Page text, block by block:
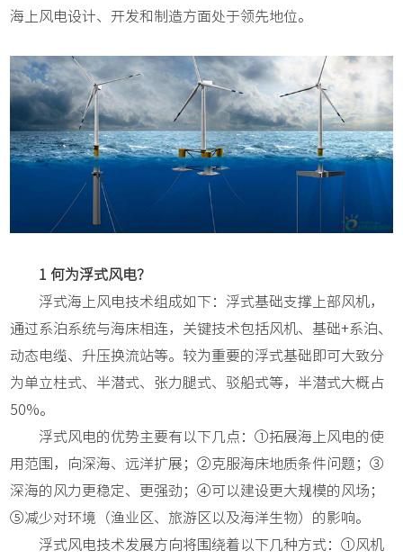
海上风电设计、开发和制造方面处于领先地位。
1 何为浮式风电？
浮式海上风电技术组成如下：浮式基础支撑上部风机，
通过系泊系统与海床相连，关键技术包括风机、基础+系泊、
动态电缆、升压换流站等。较为重要的浮式基础即可大致分
为单立柱式、半潜式、张力腿式、驳船式等，半潜式大概占
50%。
浮式风电的优势主要有以下几点：①拓展海上风电的使
用范围，向深海、远洋扩展；②克服海床地质条件问题；③
深海的风力更稳定、更强劲；④可以建设更大规模的风场；
⑤减少对环境（渔业区、旅游区以及海洋生物）的影响。
浮式风电技术发展方向将围绕着以下几种方式：①风机